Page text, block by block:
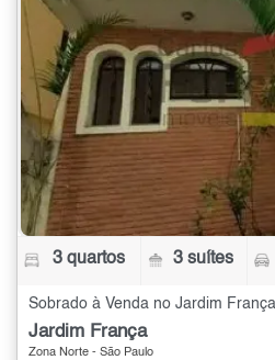
3 quartos 3 suítes
Sobrado à Venda no Jardim
Jardim França
Zona Norte - São Paulo